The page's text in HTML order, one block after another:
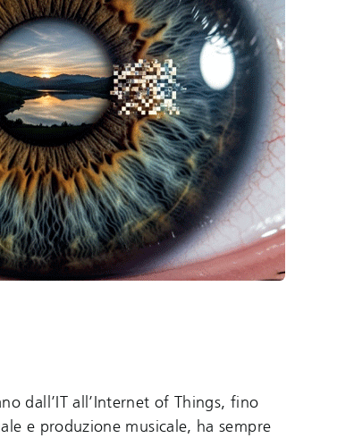
dall’IT all’Internet of Things, fino
e produzione musicale, ha sempre